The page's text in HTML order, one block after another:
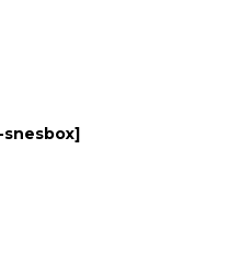
snesbox]